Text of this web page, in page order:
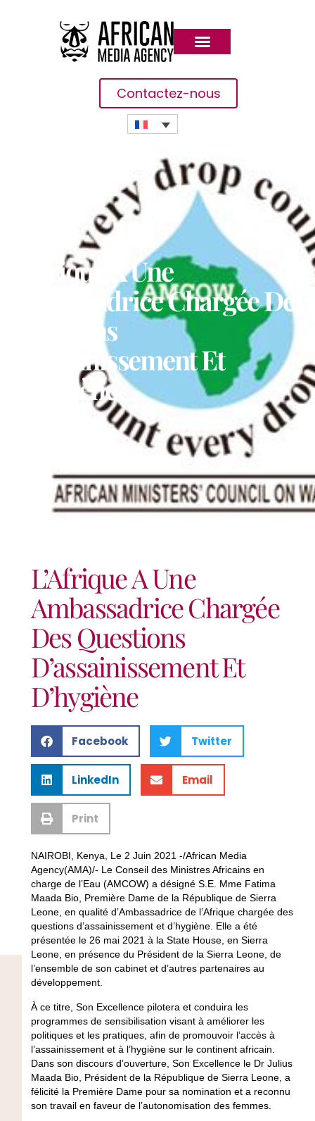
Contactez-nous
L’Afrique A Une
Ambassadrice Chargée Des
Questions
D’assainissement Et
D’hygiène
L’Afrique A Une
Ambassadrice Chargée
Des Questions
D’assainissement Et
D’hygiène
Facebook Twitter
LinkedIn Email
Print
NAIROBI, Kenya, Le 2 Juin 2021 -/African Media
Agency(AMA)/- Le Conseil des Ministres Africains en
charge de l’Eau (AMCOW) a désigné S.E. Mme Fatima
Maada Bio, Première Dame de la République de Sierra
Leone, en qualité d’Ambassadrice de l’Afrique chargée des
questions d’assainissement et d’hygiène. Elle a été
présentée le 26 mai 2021 à la State House, en Sierra
Leone, en présence du Président de la Sierra Leone, de
l’ensemble de son cabinet et d’autres partenaires au
développement.
À ce titre, Son Excellence pilotera et conduira les
programmes de sensibilisation visant à améliorer les
politiques et les pratiques, afin de promouvoir l’accès à
l’assainissement et à l’hygiène sur le continent africain.
Dans son discours d’ouverture, Son Excellence le Dr Julius
Maada Bio, Président de la République de Sierra Leone, a
félicité la Première Dame pour sa nomination et a reconnu
son travail en faveur de l’autonomisation des femmes.